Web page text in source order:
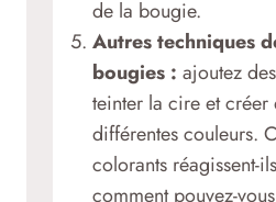
de la bougie.
Autres techniques
bougies : ajoutez
teinter la cire et
différentes couleurs.
colorants réagissent-
comment pouvez-